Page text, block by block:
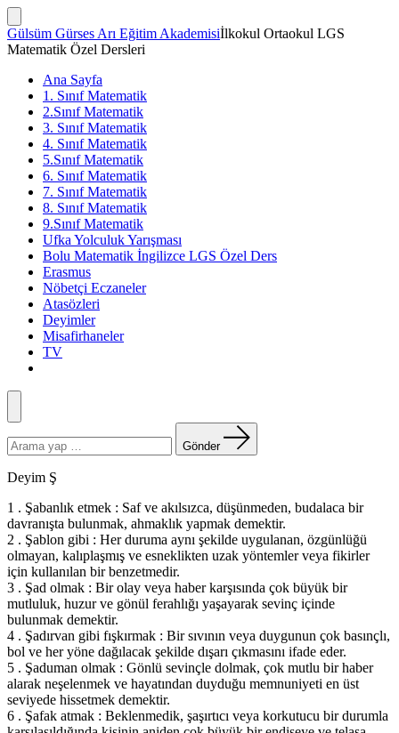
İçeriğe
atla
Arama
Çubuğunu
Göster/Gizle
Gülsüm Gürses Arı Eğitim Akademisiİlkokul Ortaokul LGS
Matematik Özel Dersleri
Ana Sayfa
1. Sınıf Matematik
2.Sınıf Matematik
3. Sınıf Matematik
4. Sınıf Matematik
5.Sınıf Matematik
6. Sınıf Matematik
7. Sınıf Matematik
8. Sınıf Matematik
9.Sınıf Matematik
Ufka Yolculuk Yarışması
Bolu Matematik İngilizce LGS Özel Ders
Erasmus
Nöbetçi Eczaneler
Atasözleri
Deyimler
Misafirhaneler
TV
Menü
yapın:
Gönder
Deyim Ş
1 . Şabanlık etmek : Saf ve akılsızca, düşünmeden, budalaca bir
davranışta bulunmak, ahmaklık yapmak demektir.
2 . Şablon gibi : Her duruma aynı şekilde uygulanan, özgünlüğü
olmayan, kalıplaşmış ve esneklikten uzak yöntemler veya fikirler
için kullanılan bir benzetmedir.
3 . Şad olmak : Bir olay veya haber karşısında çok büyük bir
mutluluk, huzur ve gönül ferahlığı yaşayarak sevinç içinde
bulunmak demektir.
4 . Şadırvan gibi fışkırmak : Bir sıvının veya duygunun çok basınçlı,
bol ve her yöne dağılacak şekilde dışarı çıkmasını ifade eder.
5 . Şaduman olmak : Gönlü sevinçle dolmak, çok mutlu bir haber
alarak neşelenmek ve hayatından duyduğu memnuniyeti en üst
seviyede hissetmek demektir.
6 . Şafak atmak : Beklenmedik, şaşırtıcı veya korkutucu bir durumla